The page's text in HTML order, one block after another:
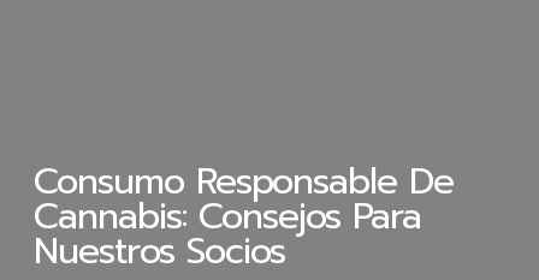
Consumo Responsable De
Cannabis: Consejos Para
Nuestros Socios